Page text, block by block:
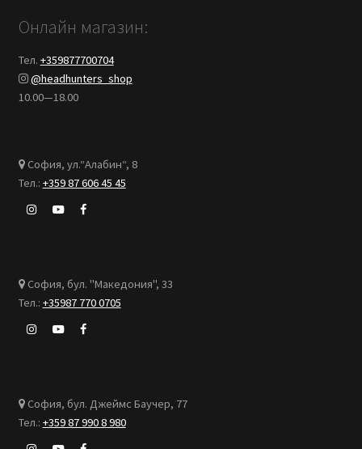
Онлайн магазин:
Тел. +359877700704
@headhunters_shop
10.00—18.00
София, ул.“Алабин“, 8
Тел.: +359 87 606 45 45
София, бул. "Македония", 33
Тел.: +35987 770 0705
София, бул. Джеймс Баучер, 77
Тел.: +359 87 990 8 980